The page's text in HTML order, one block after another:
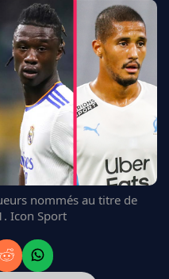
nommés au titre de
Icon Sport